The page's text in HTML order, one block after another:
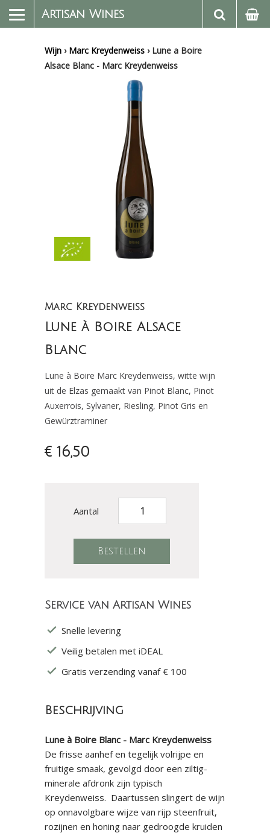
Artisan Wines
Wijn › Marc Kreydenweiss › Lune a Boire
Alsace Blanc - Marc Kreydenweiss
Marc Kreydenweiss
Lune à Boire Alsace
Blanc
Lune à Boire Marc Kreydenweiss, witte wijn
uit de Elzas gemaakt van Pinot Blanc, Pinot
Auxerrois, Sylvaner, Riesling, Pinot Gris en
Gewürztraminer
€ 16,50
Aantal
Service van Artisan Wines
Snelle levering
Veilig betalen met iDEAL
Gratis verzending vanaf € 100
Beschrijving
Lune à Boire Blanc - Marc Kreydenweiss
De frisse aanhef en tegelijk volrijpe en
fruitige smaak, gevolgd door een ziltig-
minerale afdronk zijn typisch
Kreydenweiss. Daartussen slingert de wijn
op onnavolgbare wijze van rijp steenfruit,
rozijnen en honing naar gedroogde kruiden